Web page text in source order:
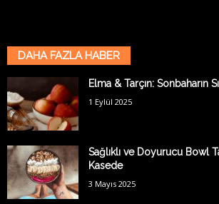
DAHA FAZLA HABER
Elma & Tarçın: Sonbaharın
1 Eylül 2025
Sağlıklı ve Doyurucu Bowl
Kasede
3 Mayıs 2025